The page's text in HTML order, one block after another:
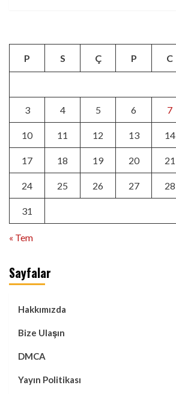
P S Ç P C
3 4 5 6 7
10 11 12 13 14
17 18 19 20 21
24 25 26 27 28
31
« Tem
Sayfalar
Hakkımızda
Bize Ulaşın
DMCA
Yayın Politikası